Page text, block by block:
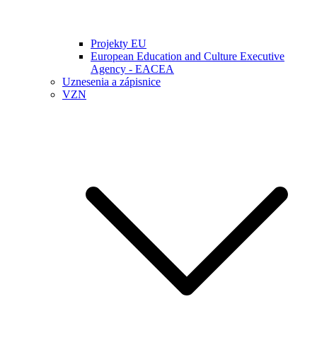
Projekty EU
European Education and Culture Executive
Agency - EACEA
Uznesenia a zápisnice
VZN